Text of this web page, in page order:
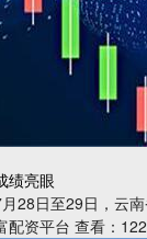
绩亮眼
28日至29日，云
配资平台 查看：122